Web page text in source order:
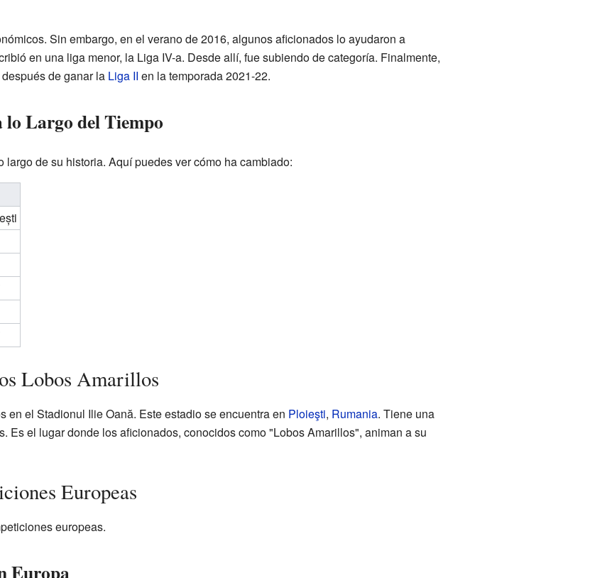
Sin embargo, en el verano de 2016, algunos aficionados lo ayudaron a
en una liga menor, la Liga IV-a. Desde allí, fue subiendo de categoría. Finalmente,
de ganar la Liga II en la temporada 2021-22.
lo Largo del Tiempo
de su historia. Aquí puedes ver cómo ha cambiado:
Lobos Amarillos
en el Stadionul Ilie Oană. Este estadio se encuentra en Ploieşti, Rumania. Tiene una
Es el lugar donde los aficionados, conocidos como "Lobos Amarillos", animan a su
Europeas
europeas.
Europa